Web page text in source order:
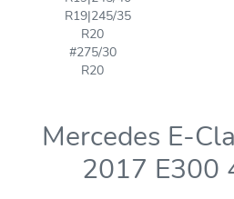
R19|245/35
R20
#275/30
R20
Mercedes E-
2017 E300